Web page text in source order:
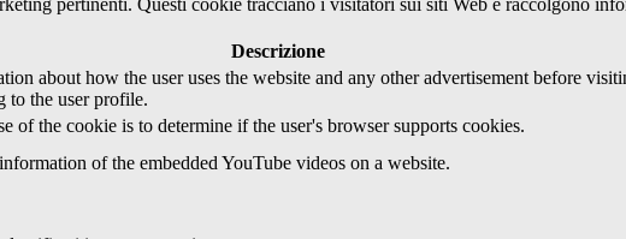
pertinenti. Questi cookie tracciano i visitatori sui siti Web e raccolgono
Descrizione
about how the user uses the website and any other advertisement before
to the user profile.
of the cookie is to determine if the user's browser supports cookies.
of the embedded YouTube videos on a website.